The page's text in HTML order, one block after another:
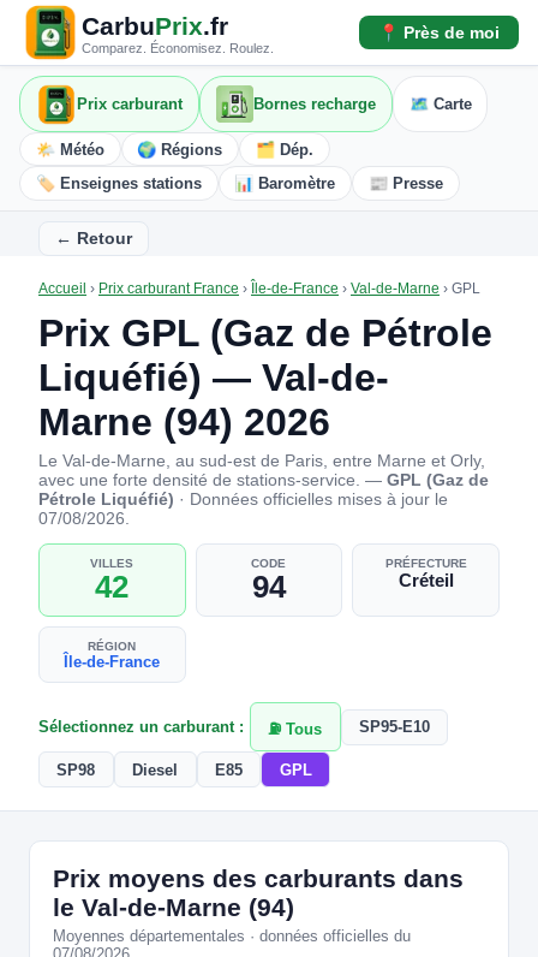
CarbuPrix.fr
Comparez. Économisez. Roulez.
📍 Près de moi
Prix carburant Bornes recharge 🗺️ Carte
🌤️ Météo 🌍 Régions
🗂️ Dép.
🏷️ Enseignes stations
📊 Baromètre 📰 Presse
← Retour
Accueil › Prix carburant France › Île-de-France › Val-de-Marne › GPL
Prix GPL (Gaz de Pétrole
Liquéfié) — Val-de-
Marne (94) 2026
Le Val-de-Marne, au sud-est de Paris, entre Marne et Orly,
avec une forte densité de stations-service. — GPL (Gaz de
Pétrole Liquéfié) · Données officielles mises à jour le
07/08/2026.
VILLES
42
CODE
94
PRÉFECTURE
Créteil
RÉGION
Île-de-France
Sélectionnez un carburant : ⛽ Tous SP95-E10
SP98 Diesel E85 GPL
Prix moyens des carburants dans
le Val-de-Marne (94)
Moyennes départementales · données officielles du